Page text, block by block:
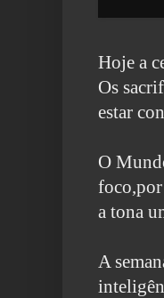
Hoje a
Os
estar
O
foco,por
a tona
A